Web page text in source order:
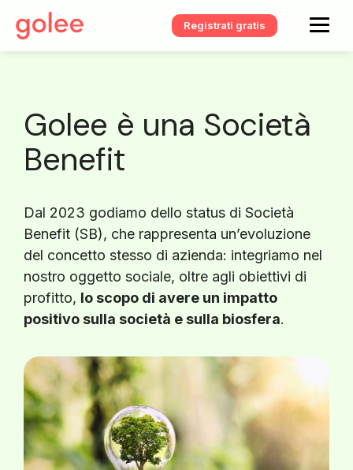
Registrati gratis
Golee è una Società
Benefit
Dal 2023 godiamo dello status di Società
Benefit (SB), che rappresenta un’evoluzione
del concetto stesso di azienda: integriamo nel
nostro oggetto sociale, oltre agli obiettivi di
profitto, lo scopo di avere un impatto
positivo sulla società e sulla biosfera.